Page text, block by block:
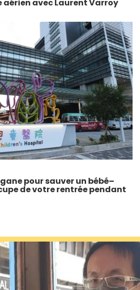
avec Laurent Varroy
pour sauver un bébé–
de votre rentrée pendant